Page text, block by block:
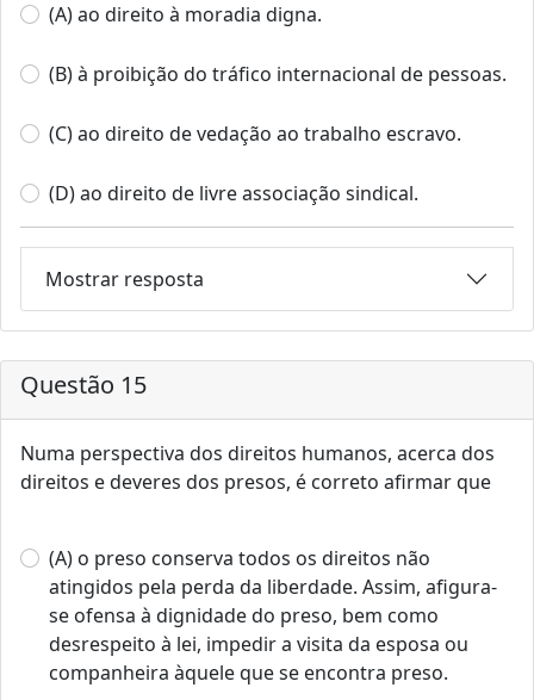
(A) ao direito à moradia digna.
(B) à proibição do tráfico internacional de pessoas.
(C) ao direito de vedação ao trabalho escravo.
(D) ao direito de livre associação sindical.
Mostrar resposta
Questão 15
Numa perspectiva dos direitos humanos, acerca dos
direitos e deveres dos presos, é correto afirmar que
(A) o preso conserva todos os direitos não
atingidos pela perda da liberdade. Assim, afigura-
se ofensa à dignidade do preso, bem como
desrespeito à lei, impedir a visita da esposa ou
companheira àquele que se encontra preso.